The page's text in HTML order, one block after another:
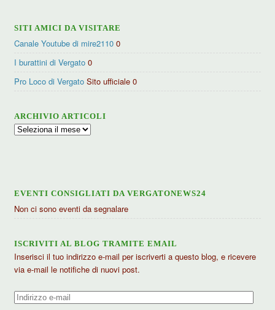
SITI AMICI DA VISITARE
Canale Youtube di mire2110 0
I burattini di Vergato 0
Pro Loco di Vergato Sito ufficiale 0
ARCHIVIO ARTICOLI
Archivio
EVENTI CONSIGLIATI DA VERGATONEWS24
Non ci sono eventi da segnalare
ISCRIVITI AL BLOG TRAMITE EMAIL
Inserisci il tuo indirizzo e-mail per iscriverti a questo blog, e ricevere
via e-mail le notifiche di nuovi post.
Indirizzo